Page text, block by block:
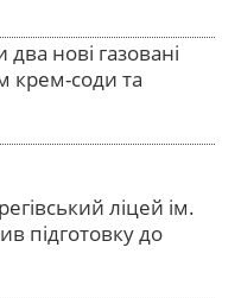
нові газовані
крем-соди та
ліцей ім.
підготовку до